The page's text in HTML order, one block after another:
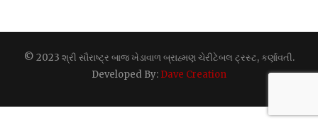
© 2023 શ્રી સૌરાષ્ટ્ર બાજ ખેડાવાળ બ્રાહ્મણ ચેરીટેબલ ટ્રસ્ટ, કર્ણાવતી.
Developed By: Dave Creation